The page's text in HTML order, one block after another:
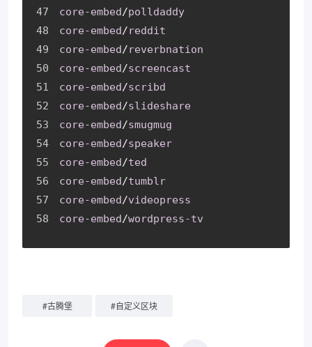
core-embed/polldaddy
core-embed/reddit
core-embed/reverbnation
core-embed/screencast
core-embed/scribd
core-embed/slideshare
core-embed/smugmug
core-embed/speaker
core-embed/ted
core-embed/tumblr
core-embed/videopress
core-embed/wordpress-tv
#古腾堡 #自定义区块